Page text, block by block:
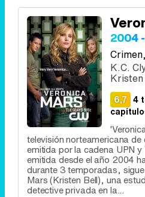
2004
Crimen
K.C.
6,7 4
televisión norteamericana
emitida por la cadena UPN
emitida desde el año 2004
durante 3 temporadas,
Mars (Kristen Bell), una
detective privada en la...